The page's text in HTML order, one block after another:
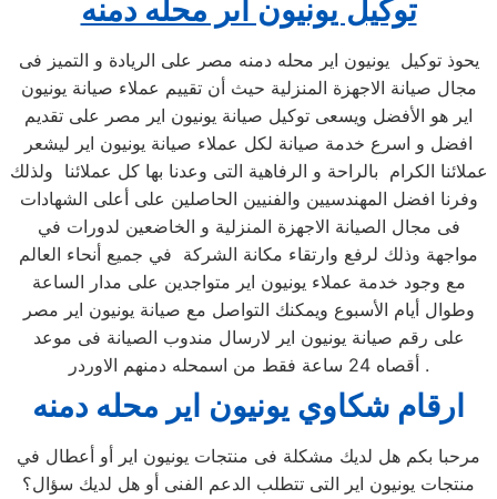
توكيل يونيون اىر محله دمنه
يحوذ توكيل يونيون اير محله دمنه مصر على الريادة و التميز فى
مجال صيانة الاجهزة المنزلية حيث أن تقييم عملاء صيانة يونيون
اير هو الأفضل ويسعى توكيل صيانة يونيون اير مصر على تقديم
افضل و اسرع خدمة صيانة لكل عملاء صيانة يونيون اير ليشعر
عملائنا الكرام بالراحة و الرفاهية التى وعدنا بها كل عملائنا ولذلك
وفرنا افضل المهندسيين والفنيين الحاصلين على أعلى الشهادات
فى مجال الصيانة الاجهزة المنزلية و الخاضعين لدورات في
مواجهة وذلك لرفع وارتقاء مكانة الشركة في جميع أنحاء العالم
مع وجود خدمة عملاء يونيون اير متواجدين على مدار الساعة
وطوال أيام الأسبوع ويمكنك التواصل مع صيانة يونيون اير مصر
على رقم صيانة يونيون اير لارسال مندوب الصيانة فى موعد
أقصاه 24 ساعة فقط من اسمحله دمنهم الاوردر .
ارقام شكاوي يونيون اير محله دمنه
مرحبا بكم هل لديك مشكلة فى منتجات يونيون اير أو أعطال في
منتجات يونيون اير التى تتطلب الدعم الفنى أو هل لديك سؤال؟